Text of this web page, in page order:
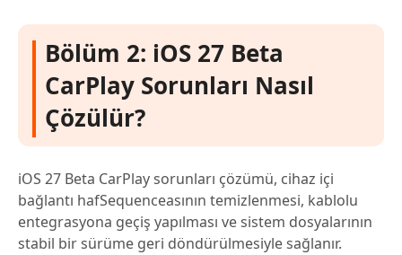
Bölüm 2: iOS 27 Beta
CarPlay Sorunları Nasıl
Çözülür?
iOS 27 Beta CarPlay sorunları çözümü, cihaz içi
bağlantı hafSequenceasının temizlenmesi, kablolu
entegrasyona geçiş yapılması ve sistem dosyalarının
stabil bir sürüme geri döndürülmesiyle sağlanır.